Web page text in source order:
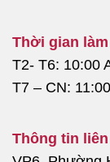
Thời gian
T2- T6: 10:00
T7 – CN:
Thông tin